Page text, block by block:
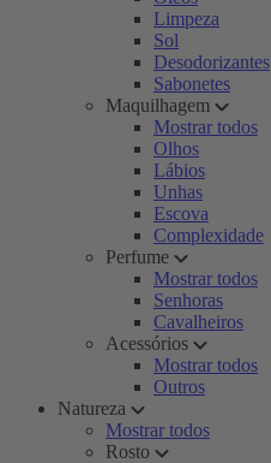
Limpeza
Sol
Desodorizantes
Sabonetes
Maquilhagem
Mostrar todos
Olhos
Lábios
Unhas
Escova
Complexidade
Perfume
Mostrar todos
Senhoras
Cavalheiros
Acessórios
Mostrar todos
Outros
Natureza
Mostrar todos
Rosto